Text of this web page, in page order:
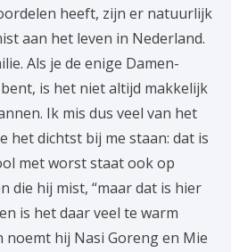
heeft, zijn er natuurlijk
aan het leven in Nederland.
Als je de enige Damen-
is het niet altijd makkelijk
Ik mis dus veel van het
het dichtst bij me staan: dat is
met worst staat ook op
die hij mist, “maar dat is hier
is het daar veel te warm
noemt hij Nasi Goreng en Mie